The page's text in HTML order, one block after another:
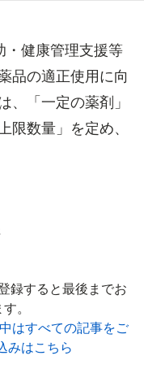
健康管理支援等
品の適正使用に向
、「一定の薬剤」
限数量」を定め、
録すると最後までお
。
はすべての記事をご
みはこちら